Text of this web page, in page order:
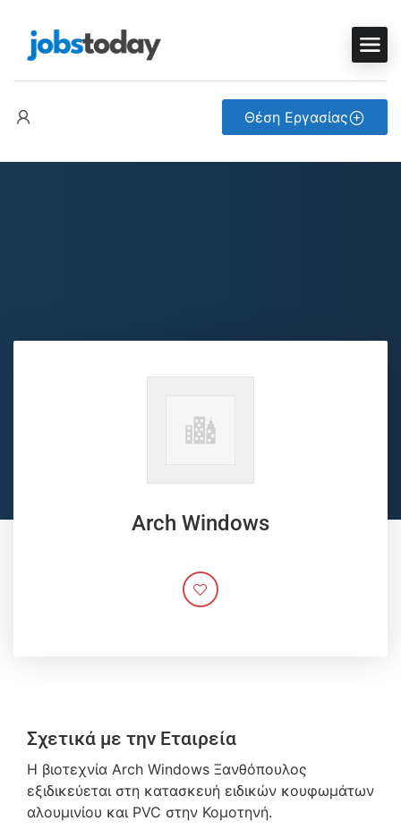
Θέση Εργασίας
Arch Windows
Σχετικά με την Εταιρεία
H βιοτεχνία Arch Windows Ξανθόπουλος
εξιδικεύεται στη κατασκευή ειδικών κουφωμάτων
αλουμινίου και PVC στην Κομοτηνή.